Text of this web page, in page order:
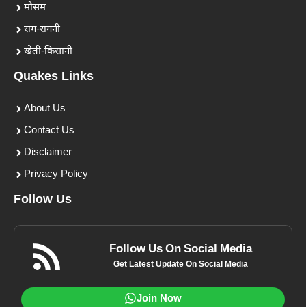
मौसम
राग-रागनी
खेती-किसानी
Quakes Links
About Us
Contact Us
Disclaimer
Privacy Policy
Follow Us
Follow Us On Social Media
Get Latest Update On Social Media
Join Now